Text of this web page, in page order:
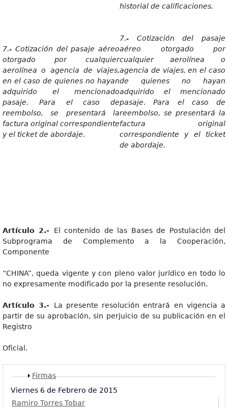
historial de calificaciones.
7.- Cotización del pasaje aéreo
otorgado por cualquier
aerolínea o agencia de viajes,
en el caso de quienes no hayan
adquirido el mencionado
pasaje. Para el caso de
reembolso, se presentará la
factura original correspondiente
y el ticket de abordaje.
7.- Cotización del pasaje
aéreo otorgado por
cualquier aerolínea o
agencia de viajes, en el caso
de quienes no hayan
adquirido el mencionado
pasaje. Para el caso de
reembolso, se presentará la
factura original
correspondiente y el ticket
de abordaje.
Artícul o 2.- El contenido de las Bases de Postulación del
Subprograma de Complemento a la Cooperación,
Componente
“CHINA”, queda vigente y con pleno valor jurídico en todo lo
no expresamente modificado por la presente resolución.
Artícul o 3.- La presente resolución entrará en vigencia a
partir de su aprobación, sin perjuicio de su publicación en el
Registro
Oficial.
Mostrar
Firmas
Viernes 6 de Febrero de 2015
Ramiro Torres Tobar